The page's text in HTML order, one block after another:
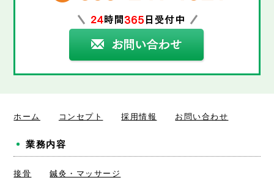
ホーム コンセプト 採用情報 お問い合わせ
業務内容
接骨
鍼灸・マッサージ